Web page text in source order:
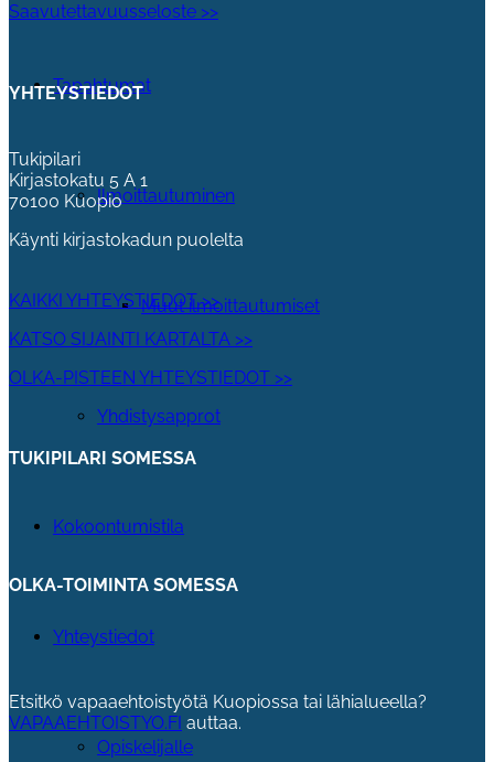
Tapahtumat
Ilmoittautuminen
Muut ilmoittautumiset
Yhdistysapprot
Kokoontumistila
Yhteystiedot
Opiskelijalle
Saavutettavuusseloste >>
YHTEYSTIEDOT
Tukipilari
Kirjastokatu 5 A 1
70100 Kuopio
Käynti kirjastokadun puolelta
KAIKKI YHTEYSTIEDOT >>
KATSO SIJAINTI KARTALTA >>
OLKA-PISTEEN YHTEYSTIEDOT >>
TUKIPILARI SOMESSA
OLKA-TOIMINTA SOMESSA
Etsitkö vapaaehtoistyötä Kuopiossa tai lähialueella?
VAPAAEHTOISTYO.FI auttaa.